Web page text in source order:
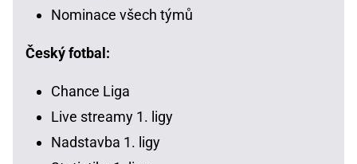
Nominace všech týmů
Český fotbal:
Chance Liga
Live streamy 1. ligy
Nadstavba 1. ligy